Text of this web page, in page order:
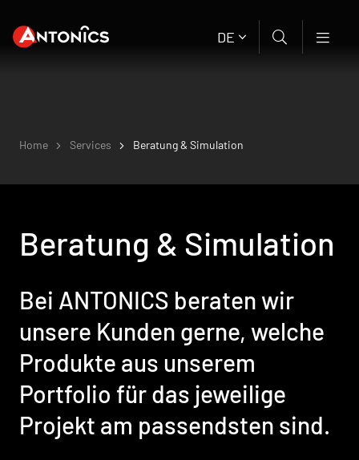
DE
Home Services Beratung & Simulation
Beratung & Simulation
Bei ANTONICS beraten wir
unsere Kunden gerne, welche
Produkte aus unserem
Portfolio für das jeweilige
Projekt am passendsten sind.